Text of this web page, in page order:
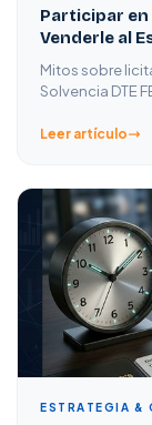
Participar
Venderle al
Mitos sobre
Solvencia DTE
Leer artículo
ESTRATEGIA &